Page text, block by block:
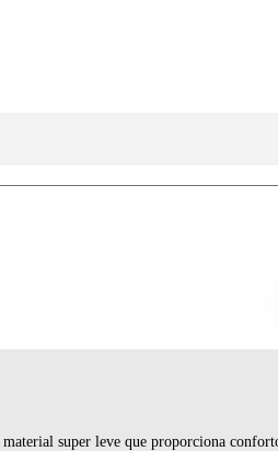
super leve que proporciona